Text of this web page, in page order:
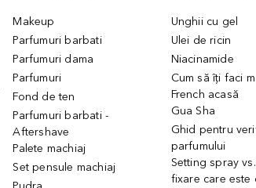
Makeup
Parfumuri barbati
Parfumuri dama
Parfumuri
Fond de ten
Parfumuri barbati -
Aftershave
Palete machiaj
Set pensule machiaj
Unghii cu gel
Ulei de ricin
Niacinamide
Cum să îți faci
French acasă
Gua Sha
Ghid pentru
parfumului
Setting spray
fixare care este